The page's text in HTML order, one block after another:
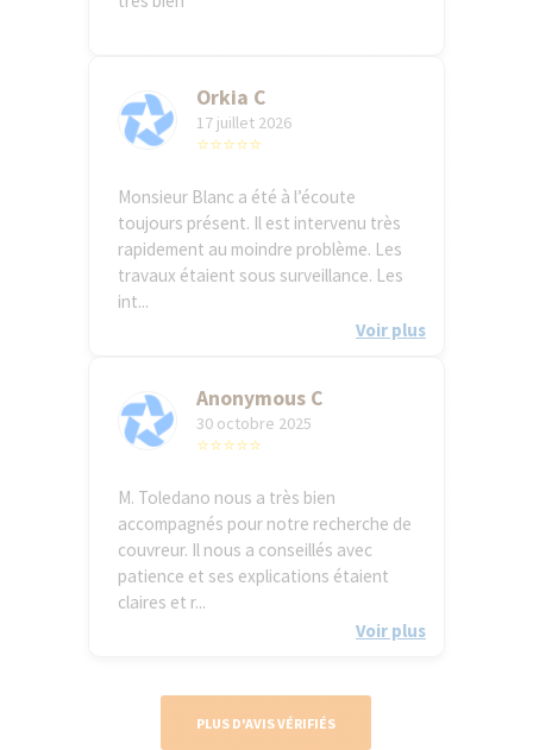
Orkia C
17 juillet 2026
⭐⭐⭐⭐⭐
Monsieur Blanc a été à l’écoute
toujours présent. Il est intervenu très
rapidement au moindre problème. Les
travaux étaient sous surveillance. Les
int...
Voir plus
Anonymous C
30 octobre 2025
⭐⭐⭐⭐⭐
M. Toledano nous a très bien
accompagnés pour notre recherche de
couvreur. Il nous a conseillés avec
patience et ses explications étaient
claires et r...
Voir plus
PLUS D'AVIS VÉRIFIÉS